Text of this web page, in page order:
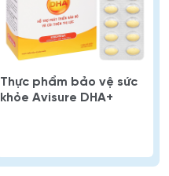
Thực phẩm bảo vệ sức
khỏe Avisure DHA+